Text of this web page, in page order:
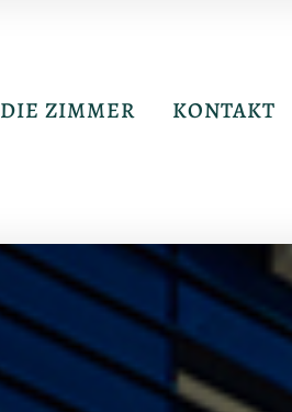
DIE ZIMMER KONTAKT